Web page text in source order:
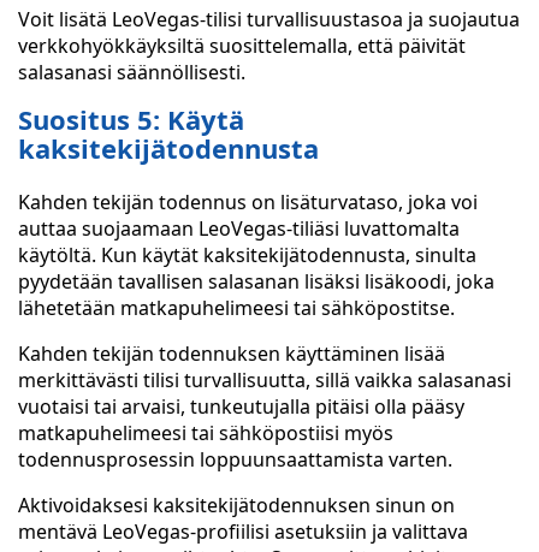
Voit lisätä LeoVegas-tilisi turvallisuustasoa ja suojautua
verkkohyökkäyksiltä suosittelemalla, että päivität
salasanasi säännöllisesti.
Suositus 5: Käytä
kaksitekijätodennusta
Kahden tekijän todennus on lisäturvataso, joka voi
auttaa suojaamaan LeoVegas-tiliäsi luvattomalta
käytöltä. Kun käytät kaksitekijätodennusta, sinulta
pyydetään tavallisen salasanan lisäksi lisäkoodi, joka
lähetetään matkapuhelimeesi tai sähköpostitse.
Kahden tekijän todennuksen käyttäminen lisää
merkittävästi tilisi turvallisuutta, sillä vaikka salasanasi
vuotaisi tai arvaisi, tunkeutujalla pitäisi olla pääsy
matkapuhelimeesi tai sähköpostiisi myös
todennusprosessin loppuunsaattamista varten.
Aktivoidaksesi kaksitekijätodennuksen sinun on
mentävä LeoVegas-profiilisi asetuksiin ja valittava